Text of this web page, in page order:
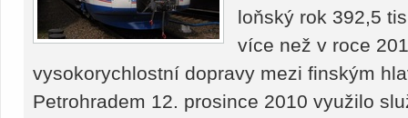
loňský rok 392,5
více než v roce
vysokorychlostní dopravy mezi finským
Petrohradem 12. prosince 2010 využilo